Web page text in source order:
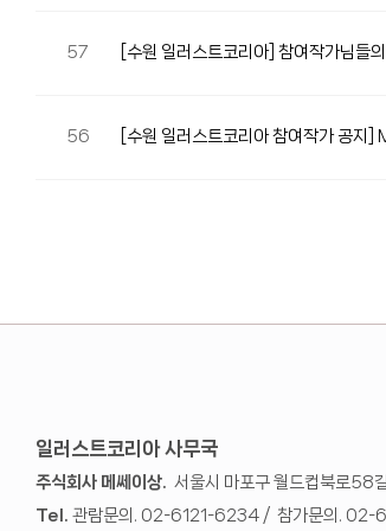
57 [수원 일러스트코리아] 참여작가님들
56 [수원 일러스트코리아 참여작가 공
일러스트코리아 사무국
주식회사 메쎄이상. 서울시 마포구 월드컵북로58
Tel. 관람문의. 02-6121-6234 / 참가문의. 02-